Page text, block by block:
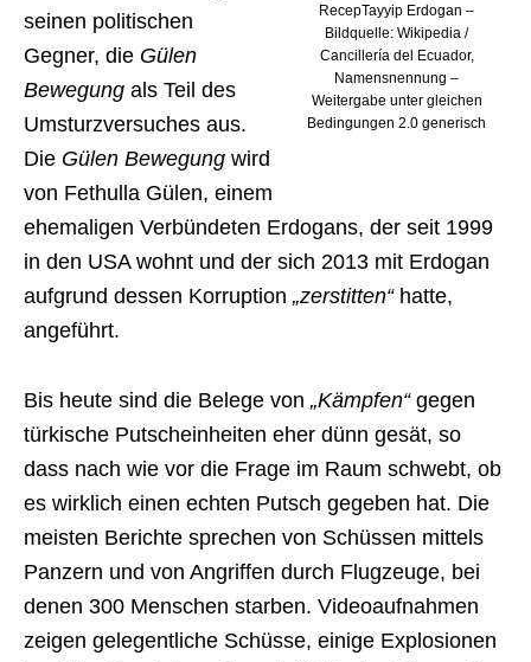
RecepTayyip Erdogan –
Bildquelle: Wikipedia /
Cancillería del Ecuador,
Namensnennung –
Weitergabe unter gleichen
Bedingungen 2.0 generisch
seinen politischen
Gegner, die Gülen
Bewegung als Teil des
Umsturzversuches aus.
Die Gülen Bewegung wird
von Fethulla Gülen, einem
ehemaligen Verbündeten Erdogans, der seit 1999
in den USA wohnt und der sich 2013 mit Erdogan
aufgrund dessen Korruption „zerstitten“hatte,
angeführt.
Bis heute sind die Belege von „Kämpfen“gegen
türkische Putscheinheiten eher dünn gesät, so
dass nach wie vor die Frage im Raum schwebt, ob
es wirklich einen echten Putsch gegeben hat. Die
meisten Berichte sprechen von Schüssen mittels
Panzern und von Angriffen durch Flugzeuge, bei
denen 300 Menschen starben. Videoaufnahmen
zeigen gelegentliche Schüsse, einige Explosionen